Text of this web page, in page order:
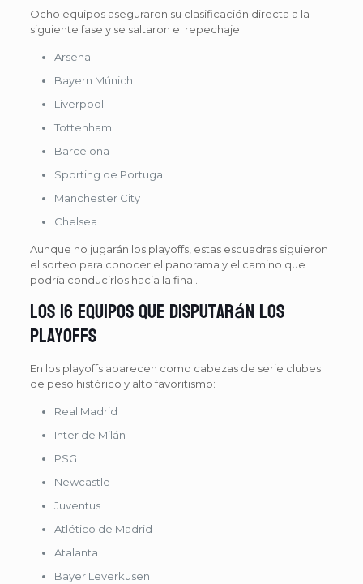
Ocho equipos aseguraron su clasificación directa a la
siguiente fase y se saltaron el repechaje:
Arsenal
Bayern Múnich
Liverpool
Tottenham
Barcelona
Sporting de Portugal
Manchester City
Chelsea
Aunque no jugarán los playoffs, estas escuadras siguieron
el sorteo para conocer el panorama y el camino que
podría conducirlos hacia la final.
Los 16 equipos que disputarán los
playoffs
En los playoffs aparecen como cabezas de serie clubes
de peso histórico y alto favoritismo:
Real Madrid
Inter de Milán
PSG
Newcastle
Juventus
Atlético de Madrid
Atalanta
Bayer Leverkusen